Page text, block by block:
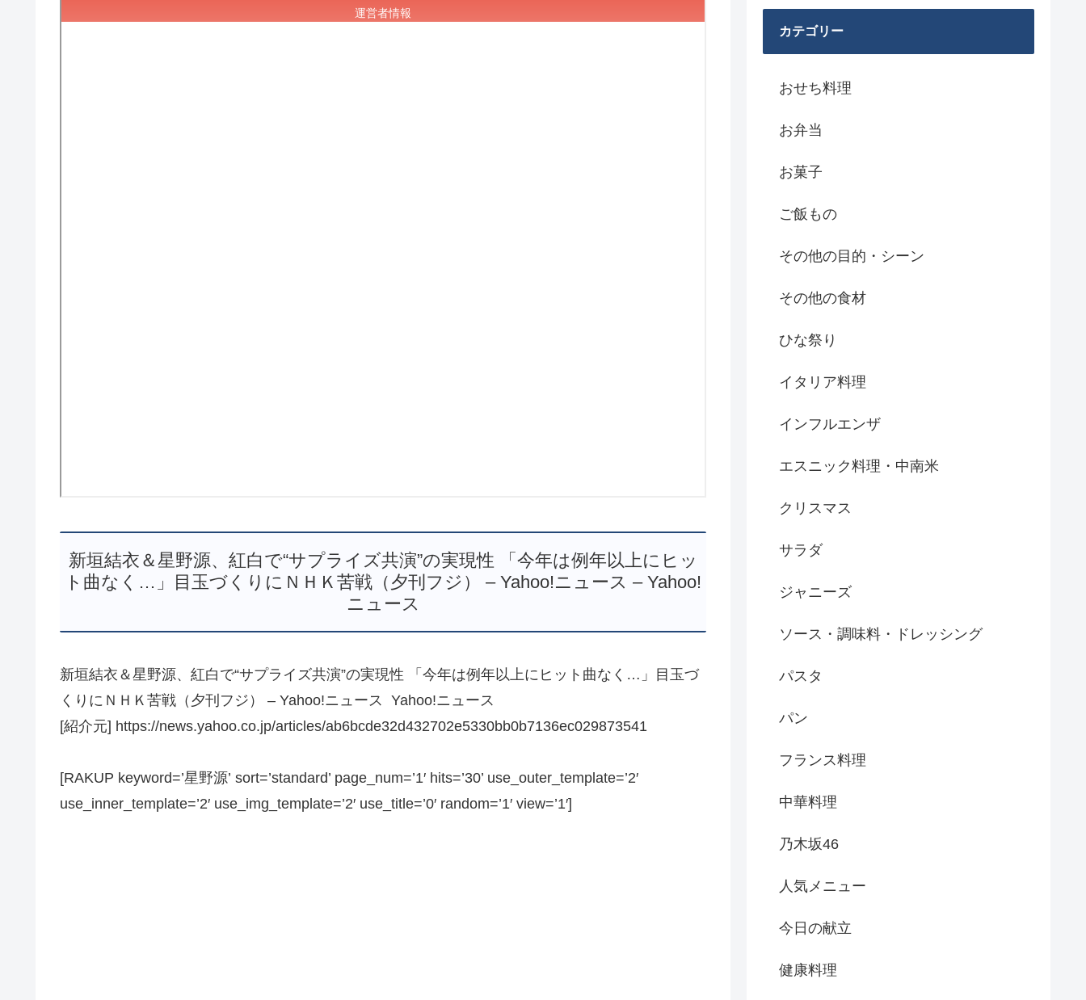
新垣結衣＆星野源、紅白で“サプライズ共演”の実現性 「今年は例年以上にヒッ
ト曲なく…」目玉づくりにＮＨＫ苦戦（夕刊フジ） – Yahoo!ニュース – Yahoo!
ニュース
新垣結衣＆星野源、紅白で“サプライズ共演”の実現性 「今年は例年以上にヒット曲なく…」目玉づ
くりにＮＨＫ苦戦（夕刊フジ） – Yahoo!ニュース Yahoo!ニュース
[紹介元] https://news.yahoo.co.jp/articles/ab6bcde32d432702e5330bb0b7136ec029873541
[RAKUP keyword=’星野源’ sort=’standard’ page_num=’1′ hits=’30’ use_outer_template=’2′
use_inner_template=’2′ use_img_template=’2′ use_title=’0′ random=’1′ view=’1′]
カテゴリー
おせち料理
お弁当
お菓子
ご飯もの
その他の目的・シーン
その他の食材
ひな祭り
イタリア料理
インフルエンザ
エスニック料理・中南米
クリスマス
サラダ
ジャニーズ
ソース・調味料・ドレッシング
パスタ
パン
フランス料理
中華料理
乃木坂46
人気メニュー
今日の献立
健康料理